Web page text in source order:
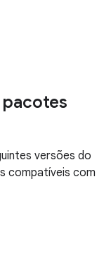
versões do
compatíveis com